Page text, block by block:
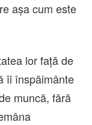
aşa cum este
lor faţă de
îi înspăimânte
muncă, fără